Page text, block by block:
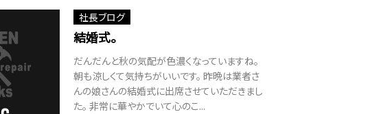
社長ブログ
結婚式。
だんだんと秋の気配が色濃くなっていますね。
朝も涼しくて気持ちがいいです。 昨晩は業者さ
んの娘さんの結婚式に出席させていただきまし
た。 非常に華やかでいて心のこ...